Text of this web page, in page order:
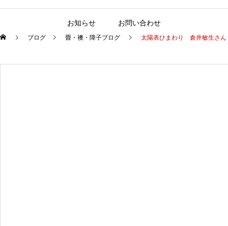
お知らせ お問い合わせ
ブログ 畳・襖・障子ブログ 太陽表ひまわり 倉井敏生さん